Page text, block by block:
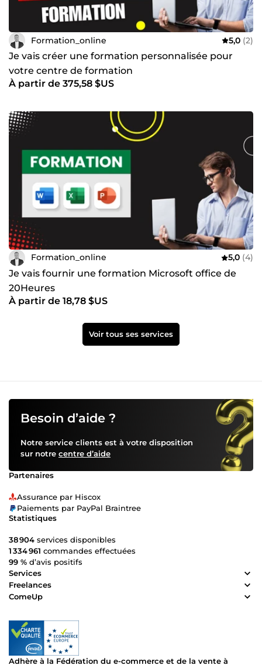
Formation_online 5,0 (2)
Je vais créer une formation personnalisée pour
votre centre de formation
À partir de 375,58 $US
Formation_online 5,0 (4)
Je vais fournir une formation Microsoft office de
20Heures
À partir de 18,78 $US
Voir tous ses services
Besoin d’aide ?
Notre service clients est à votre disposition
sur notre centre d’aide
Partenaires
Assurance par Hiscox
Paiements par PayPal Braintree
Statistiques
38 904 services disponibles
1 334 961 commandes effectuées
99 % d’avis positifs
Services
Freelances
ComeUp
Adhère à la Fédération du e-commerce et de la vente à